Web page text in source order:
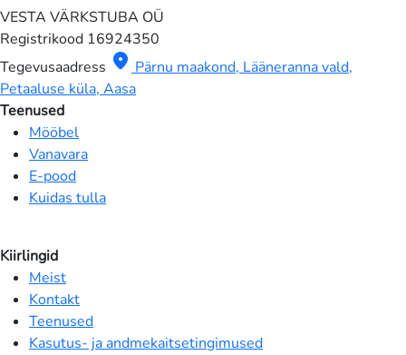
VESTA VÄRKSTUBA OÜ
Registrikood 16924350
Tegevusaadress location_on Pärnu maakond, Lääneranna vald,
Petaaluse küla, Aasa
Teenused
Mööbel
Vanavara
E-pood
Kuidas tulla
Kiirlingid
Meist
Kontakt
Teenused
Kasutus- ja andmekaitsetingimused